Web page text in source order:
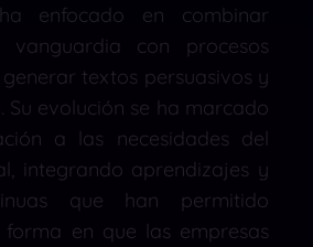
enfocado en combinar
vanguardia con procesos
textos persuasivos y
Su evolución se ha marcado
a las necesidades del
integrando aprendizajes y
que han permitido
en que las empresas